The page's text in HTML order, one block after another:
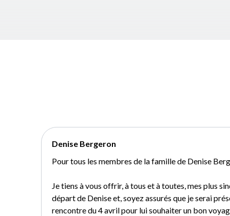
Denise Bergeron
Pour tous les membres de la famille de Denise
Je tiens à vous offrir, à tous et à toutes, mes plus
départ de Denise et, soyez assurés que je serai
rencontre du 4 avril pour lui souhaiter un bon